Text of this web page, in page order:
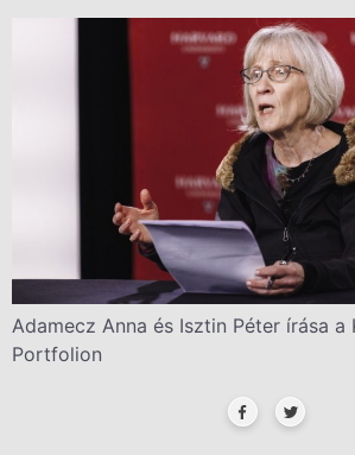
Adamecz Anna és Isztin Péter írása a
Portfolion